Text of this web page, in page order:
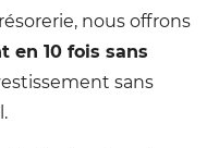
nous offrons
en 10 fois sans
sans